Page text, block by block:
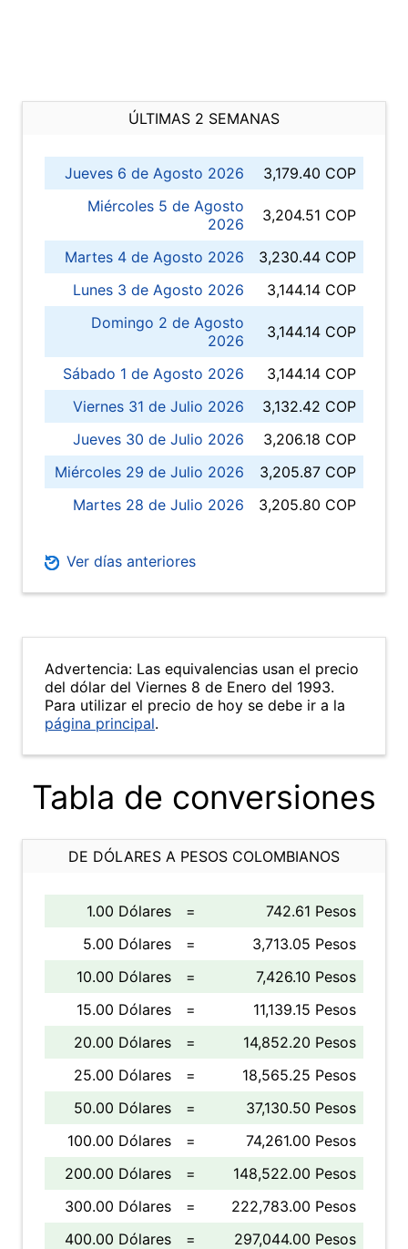
ÚLTIMAS 2 SEMANAS
Jueves 6 de Agosto 2026
3,179.40 COP
Miércoles 5 de Agosto
2026
3,204.51 COP
Martes 4 de Agosto 2026
3,230.44 COP
Lunes 3 de Agosto 2026
3,144.14 COP
Domingo 2 de Agosto
2026
3,144.14 COP
Sábado 1 de Agosto 2026
3,144.14 COP
Viernes 31 de Julio 2026
3,132.42 COP
Jueves 30 de Julio 2026
3,206.18 COP
Miércoles 29 de Julio 2026
3,205.87 COP
Martes 28 de Julio 2026
3,205.80 COP
Ver días anteriores
Advertencia: Las equivalencias usan el precio
del dólar del Viernes 8 de Enero del 1993.
Para utilizar el precio de hoy se debe ir a la
página principal.
Tabla de conversiones
DE DÓLARES A PESOS COLOMBIANOS
1.00 Dólares =
742.61 Pesos
5.00 Dólares
=
3,713.05 Pesos
10.00 Dólares
=
7,426.10 Pesos
15.00 Dólares
=
11,139.15 Pesos
20.00 Dólares
=
14,852.20 Pesos
25.00 Dólares
=
18,565.25 Pesos
50.00 Dólares
=
37,130.50 Pesos
100.00 Dólares
=
74,261.00 Pesos
200.00 Dólares
=
148,522.00 Pesos
300.00 Dólares
=
222,783.00 Pesos
400.00 Dólares
=
297,044.00 Pesos